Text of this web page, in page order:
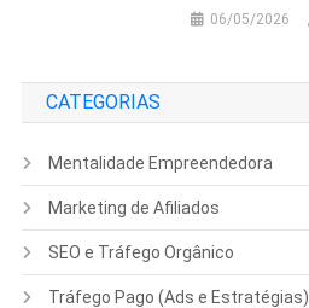
06/05/2026
CATEGORIAS
Mentalidade Empreendedora
Marketing de Afiliados
SEO e Tráfego Orgânico
Tráfego Pago (Ads e Estratégias)